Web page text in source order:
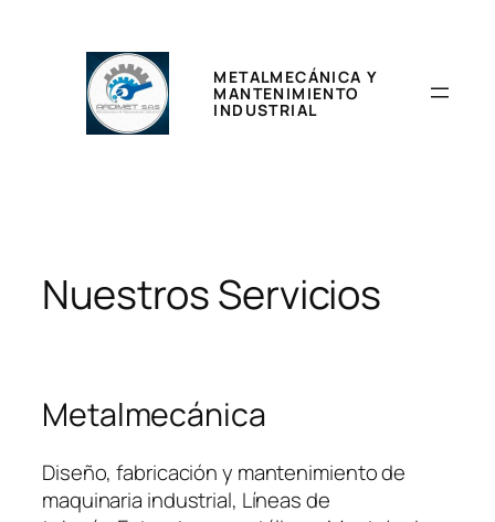
contenido
METALMECÁNICA Y
MANTENIMIENTO
INDUSTRIAL
Nuestros Servicios
Metalmecánica
Diseño, fabricación y mantenimiento de
maquinaria industrial, Líneas de